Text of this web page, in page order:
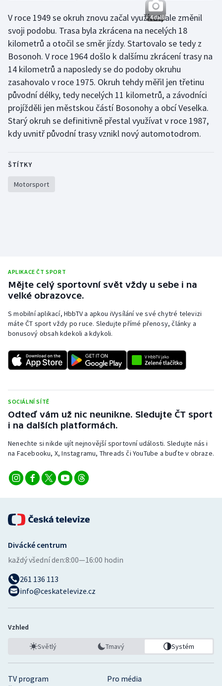
+ 4 další
V roce 1949 se okruh znovu začal využívat, ale změnil
svoji podobu. Trasa byla zkrácena na necelých 18
kilometrů a otočil se směr jízdy. Startovalo se tedy z
Bosonoh. V roce 1964 došlo k dalšímu zkrácení trasy na
14 kilometrů a naposledy se do podoby okruhu
zasahovalo v roce 1975. Okruh tehdy měřil jen třetinu
původní délky, tedy necelých 11 kilometrů, a závodníci
projížděli jen městskou částí Bosonohy a obcí Veselka.
Starý okruh se definitivně přestal využívat v roce 1987,
kdy uvnitř původní trasy vznikl nový automotodrom.
ŠTÍTKY
Motorsport
APLIKACE ČT SPORT
Mějte celý sportovní svět vždy u sebe i na
velké obrazovce.
S mobilní aplikací, HbbTV a apkou iVysílání ve své chytré televizi
máte ČT sport vždy po ruce. Sledujte přímé přenosy, články a
bonusový obsah kdekoli a kdykoli.
SOCIÁLNÍ SÍTĚ
Odteď vám už nic neunikne. Sledujte ČT sport
i na dalších platformách.
Nenechte si nikde ujít nejnovější sportovní události. Sledujte nás i
na Facebooku, X, Instagramu, Threads či YouTube a buďte v obraze.
TV program
Pro média
Divácké centrum
každý všední den:8:00—16:00 hodin
261 136 113
info@ceskatelevize.cz
Vzhled
Světlý Tmavý Systém